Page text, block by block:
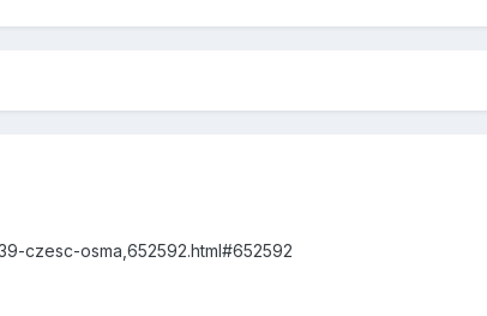
czesc-osma,652592.html#652592